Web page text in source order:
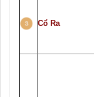
Cổ Ra